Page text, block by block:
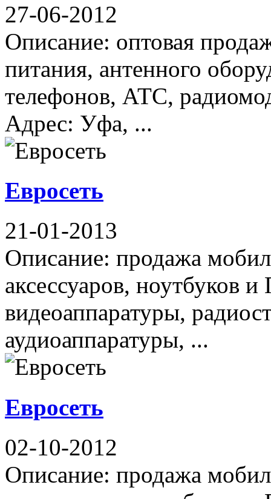
27-06-2012
Описание: оптовая
питания, антенного
телефонов, АТС,
Адрес: Уфа, ...
Евросеть
21-01-2013
Описание: продажа
аксессуаров, ноутбуков
видеоаппаратуры,
аудиоаппаратуры, ...
Евросеть
02-10-2012
Описание: продажа